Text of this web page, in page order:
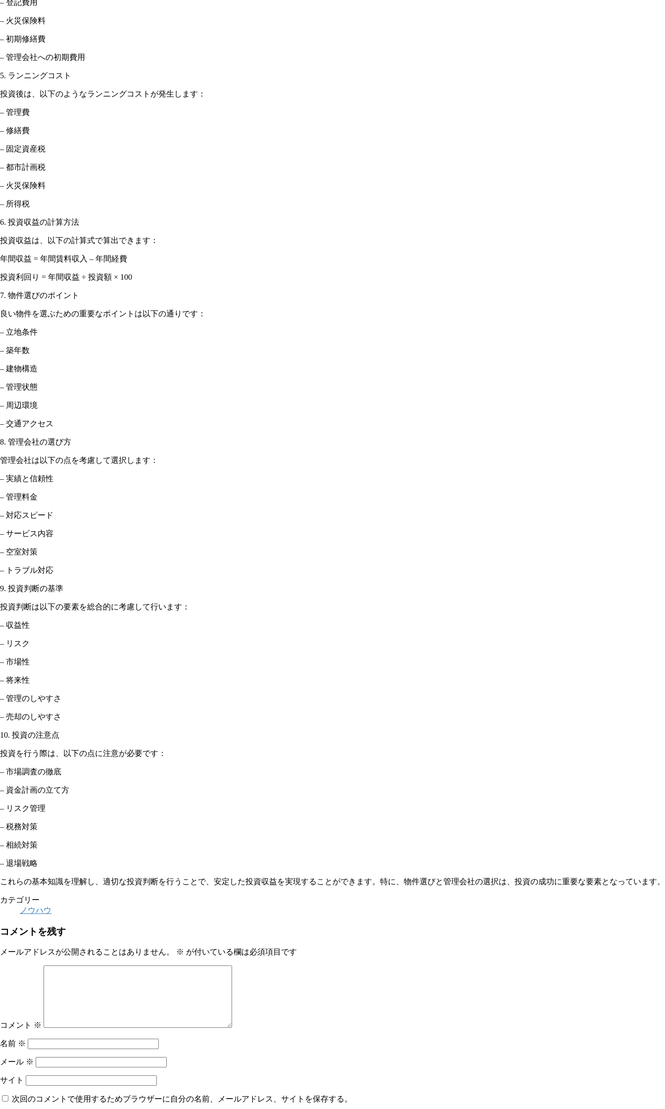
– 登記費用
– 火災保険料
– 初期修繕費
– 管理会社への初期費用
5. ランニングコスト
投資後は、以下のようなランニングコストが発生します：
– 管理費
– 修繕費
– 固定資産税
– 都市計画税
– 火災保険料
– 所得税
6. 投資収益の計算方法
投資収益は、以下の計算式で算出できます：
年間収益 = 年間賃料収入 – 年間経費
投資利回り = 年間収益 ÷ 投資額 × 100
7. 物件選びのポイント
良い物件を選ぶための重要なポイントは以下の通りです：
– 立地条件
– 築年数
– 建物構造
– 管理状態
– 周辺環境
– 交通アクセス
8. 管理会社の選び方
管理会社は以下の点を考慮して選択します：
– 実績と信頼性
– 管理料金
– 対応スピード
– サービス内容
– 空室対策
– トラブル対応
9. 投資判断の基準
投資判断は以下の要素を総合的に考慮して行います：
– 収益性
– リスク
– 市場性
– 将来性
– 管理のしやすさ
– 売却のしやすさ
10. 投資の注意点
投資を行う際は、以下の点に注意が必要です：
– 市場調査の徹底
– 資金計画の立て方
– リスク管理
– 税務対策
– 相続対策
– 退場戦略
これらの基本知識を理解し、適切な投資判断を行うことで、安定した投資収益を実現することができます。特に、物件選びと管理会社の選択は、投資の成功に重要な要素となっています。
カテゴリー
ノウハウ
コメントを残す
メールアドレスが公開されることはありません。 ※ が付いている欄は必須項目です
コメント ※
名前 ※
メール ※
サイト
次回のコメントで使用するためブラウザーに自分の名前、メールアドレス、サイトを保存する。